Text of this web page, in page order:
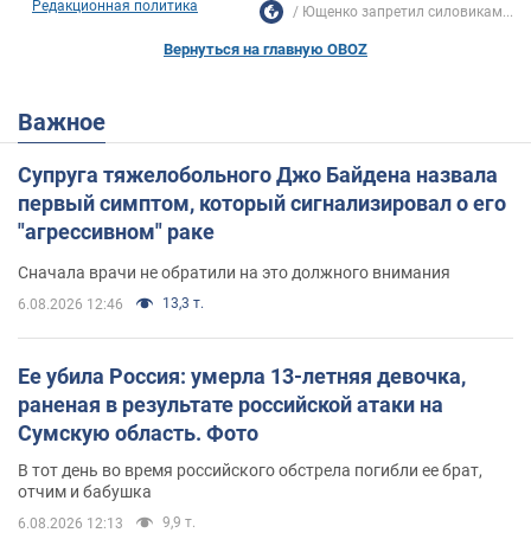
Редакционная политика Ющенко запретил силовикам...
Вернуться на главную OBOZ
Важное
Супруга тяжелобольного Джо Байдена назвала
первый симптом, который сигнализировал о его
"агрессивном" раке
Сначала врачи не обратили на это должного внимания
6.08.2026 12:46 13,3 т.
Ее убила Россия: умерла 13-летняя девочка,
раненая в результате российской атаки на
Сумскую область. Фото
В тот день во время российского обстрела погибли ее брат,
отчим и бабушка
6.08.2026 12:13 9,9 т.